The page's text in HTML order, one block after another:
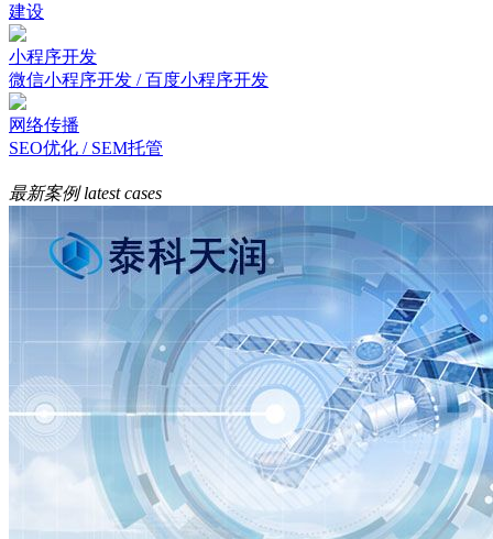
建设
小程序开发
微信小程序开发 / 百度小程序开发
网络传播
SEO优化 / SEM托管
最新案例latest cases